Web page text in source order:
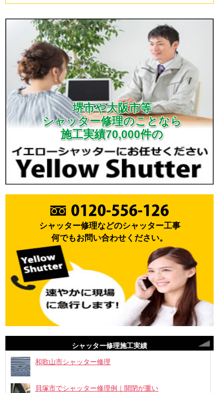
堺市や大阪市等
シャッター修理のことなら
施工実績70,000件の
シャッター修理などのシャッター工事
何でもお問い合わせください。
シャッター修理施工実績
和歌山市シャッター修理
貝塚市でシャッター修理例｜開閉が重い